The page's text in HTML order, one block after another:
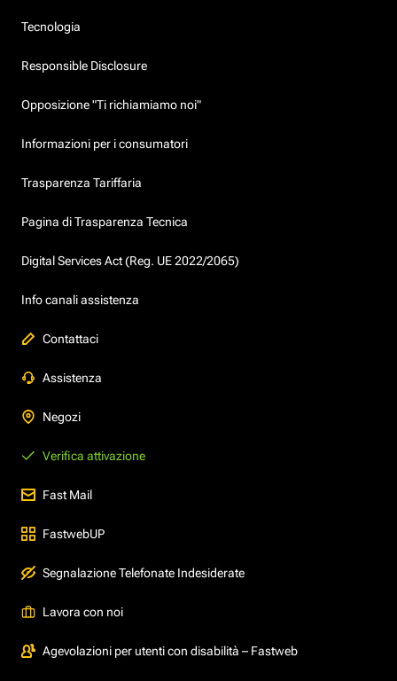
Tecnologia
Responsible Disclosure
Opposizione "Ti richiamiamo noi"
Informazioni per i consumatori
Trasparenza Tariffaria
Pagina di Trasparenza Tecnica
Digital Services Act (Reg. UE 2022/2065)
Info canali assistenza
Contattaci
Assistenza
Negozi
Verifica attivazione
Fast Mail
FastwebUP
Segnalazione Telefonate Indesiderate
Lavora con noi
Agevolazioni per utenti con disabilità – Fastweb